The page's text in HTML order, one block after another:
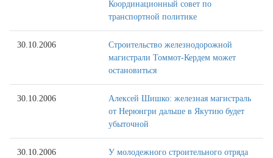
Координационный совет по
транспортной политике
30.10.2006
Строительство железнодорожной
магистрали Томмот-Кердем может
остановиться
30.10.2006
Алексей Шишко: железная магистраль
от Нерюнгри дальше в Якутию будет
убыточной
30.10.2006
У молодежного строительного отряда